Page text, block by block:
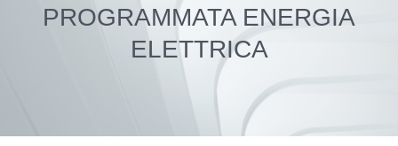
PROGRAMMATA ENERGIA
ELETTRICA